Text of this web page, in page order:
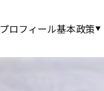
プロフィール基本政策